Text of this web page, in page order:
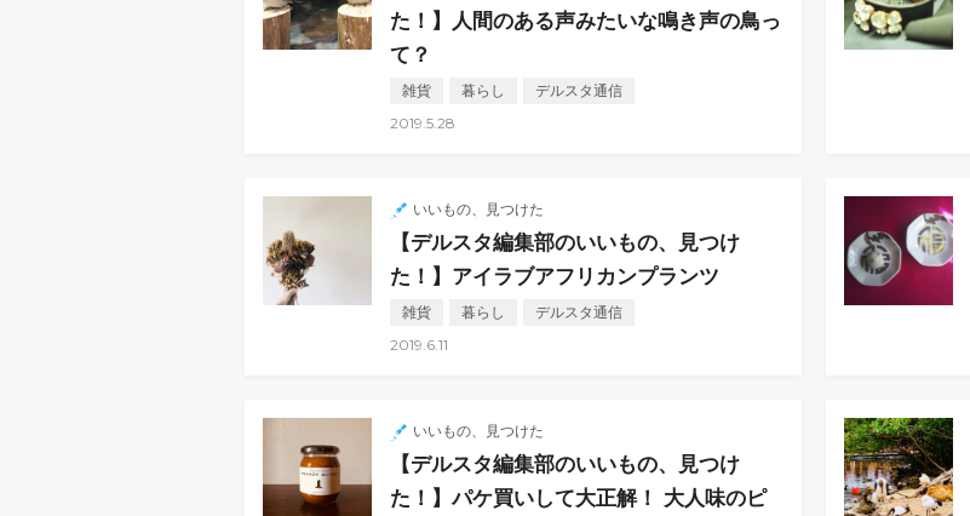
た！】人間のある声みたいな鳴き声の鳥っ
て？
雑貨 暮らし
デルスタ通信
2019.5.28
いいもの、見つけた
【デルスタ編集部のいいもの、見つけ
た！】アイラブアフリカンプランツ
雑貨 暮らし
デルスタ通信
2019.6.11
いいもの、見つけた
【デルスタ編集部のいいもの、見つけ
た！】パケ買いして大正解！ 大人味のピ